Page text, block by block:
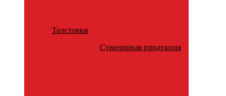
Толстовки
Сувенирная продукция